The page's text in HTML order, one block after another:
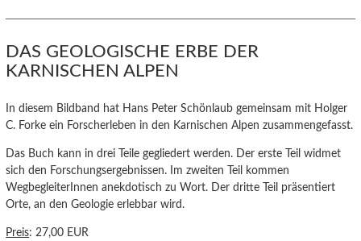
DAS GEOLOGISCHE ERBE DER
KARNISCHEN ALPEN
In diesem Bildband hat Hans Peter Schönlaub gemeinsam mit Holger
C. Forke ein Forscherleben in den Karnischen Alpen zusammengefasst.
Das Buch kann in drei Teile gegliedert werden. Der erste Teil widmet
sich den Forschungsergebnissen. Im zweiten Teil kommen
WegbegleiterInnen anekdotisch zu Wort. Der dritte Teil präsentiert
Orte, an den Geologie erlebbar wird.
Preis: 27,00 EUR